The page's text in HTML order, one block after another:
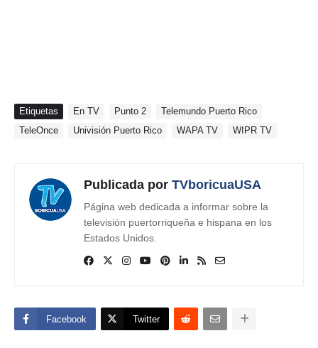
Etiquetas En TV Punto 2
Telemundo Puerto Rico
TeleOnce
Univisión Puerto Rico WAPA TV WIPR TV
Publicada por TVboricuaUSA
Página web dedicada a informar sobre la
televisión puertorriqueña e hispana en los
Estados Unidos.
Facebook Twitter